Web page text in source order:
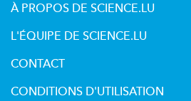
À PROPOS DE SCIENCE.LU
L'ÉQUIPE DE SCIENCE.LU
CONTACT
CONDITIONS D'UTILISATION